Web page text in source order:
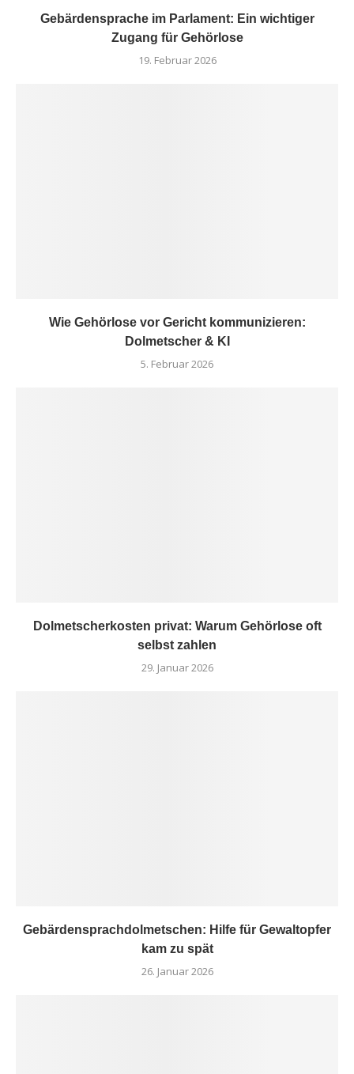
Gebärdensprache im Parlament: Ein wichtiger
Zugang für Gehörlose
19. Februar 2026
Wie Gehörlose vor Gericht kommunizieren:
Dolmetscher & KI
5. Februar 2026
Dolmetscherkosten privat: Warum Gehörlose oft
selbst zahlen
29. Januar 2026
Gebärdensprachdolmetschen: Hilfe für Gewaltopfer
kam zu spät
26. Januar 2026